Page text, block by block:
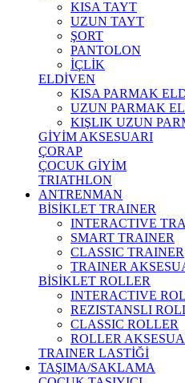
KISA TAYT
UZUN TAYT
ŞORT
PANTOLON
İÇLİK
ELDİVEN
KISA PARMAK
UZUN PARMAK
KIŞLIK UZUN
GİYİM AKSESUARI
ÇORAP
ÇOCUK GİYİM
TRIATHLON
ANTRENMAN
BİSİKLET TRAINER
INTERACTIVE
SMART TRAINER
CLASSIC TRAINER
TRAINER
BİSİKLET ROLLER
INTERACTIVE
REZISTANSLI
CLASSIC ROLLER
ROLLER
TRAINER LASTİĞİ
TAŞIMA/SAKLAMA